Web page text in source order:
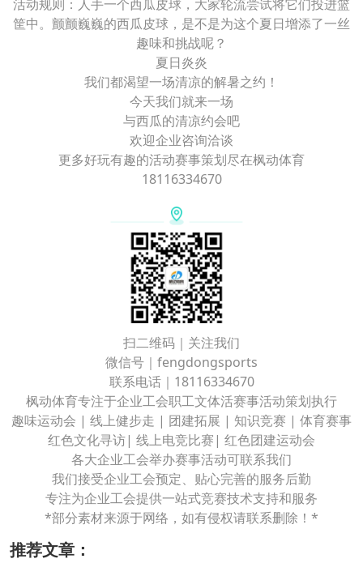
活动规则：人手一个西瓜皮球，大家轮流尝试将它们投进篮
筐中。颤颤巍巍的西瓜皮球，是不是为这个夏日增添了一丝
趣味和挑战呢？
夏日炎炎
我们都渴望一场清凉的解暑之约！
今天我们就来一场
与西瓜的清凉约会吧
欢迎企业咨询洽谈
更多好玩有趣的活动赛事策划尽在枫动体育
18116334670
扫二维码｜关注我们
微信号｜fengdongsports
联系电话｜18116334670
枫动体育专注于企业工会职工文体活赛事活动策划执行
趣味运动会 | 线上健步走 | 团建拓展 | 知识竞赛 | 体育赛事
红色文化寻访| 线上电竞比赛| 红色团建运动会
各大企业工会举办赛事活动可联系我们
我们接受企业工会预定、贴心完善的服务后勤
专注为企业工会提供一站式竞赛技术支持和服务
*部分素材来源于网络，如有侵权请联系删除！*
推荐文章：